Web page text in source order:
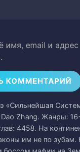
46. Боевой Король
47. Прорыв Сяо
48. Чжан Лун,
49. Сумасшедший
имя, email и
«Сильнейшая
Zhang. Жанры:
4458. На
им не по